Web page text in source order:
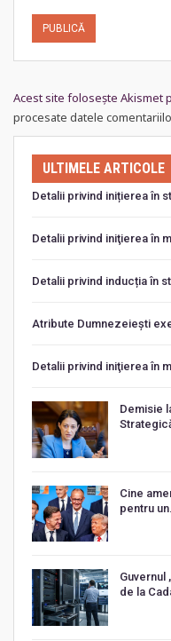
Acest site folosește Akismet
procesate datele
ULTIMELE ARTICOLE
Detalii privind inițierea în
Detalii privind iniţierea în
Detalii privind inducția în
Atribute Dumnezeiești
Detalii privind iniţierea în
Demisie
Cine
pentru
de la